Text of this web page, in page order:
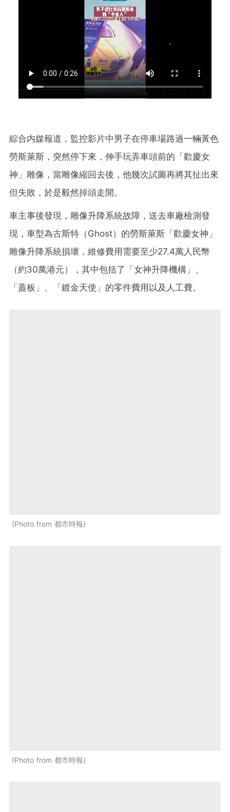
綜合内媒報道，監控影片中男子在停車場路過一輛黃色
勞斯萊斯，突然停下來， 伸手玩弄車頭前的 「歡慶女
神」 雕像，當雕像縮回去後，他幾次試圖再將其扯出來
但失敗，於是毅然掉頭走開。
車主事後發現，雕像升降系統故障，送去車廠檢測發
現，車型為古斯特（Ghost）的勞斯萊斯「歡慶女神」
雕像升降系統損壞，維修費用需要至少27.4萬人民幣
（約30萬港元），其中包括了「女神升降機構」、
「蓋板」、「鍍金天使」的零件費用以及人工費。
Photo from 都市時報
Photo from 都市時報